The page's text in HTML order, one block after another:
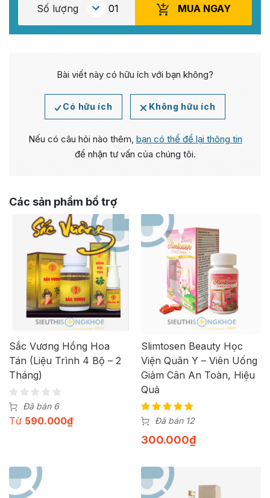
Số lượng MUA NGAY
Bài viết này có hữu ích với bạn không?
Có hữu ích Không hữu ích
Nếu có câu hỏi nào thêm, bạn có thể để lại thông tin
để nhận tư vấn của chúng tôi.
Các sản phẩm bổ trợ
Sắc Vương Hồng Hoa
Tán (Liệu Trình 4 Bộ – 2
Tháng)
Đã bán 6
Từ 590.000₫
Slimtosen Beauty Học
Viện Quân Y – Viên Uống
Giảm Cân An Toàn, Hiệu
Quả
Đã bán 12
300.000₫